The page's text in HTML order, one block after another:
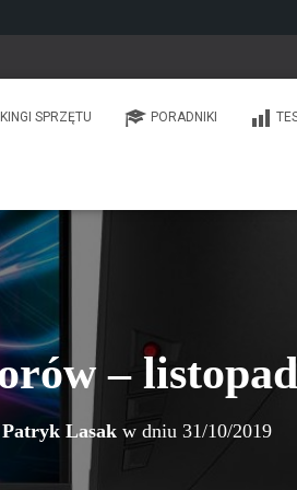
SPRZĘTU PORADNIKI
–
Patryk Lasak w dniu 31/10/2019